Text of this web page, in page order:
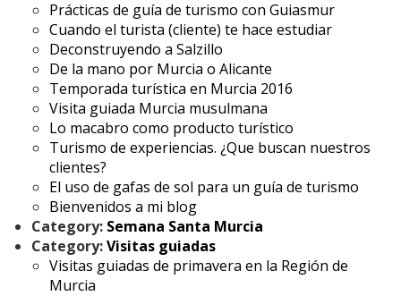
Prácticas de guía de turismo con Guiasmur
Cuando el turista (cliente) te hace estudiar
Deconstruyendo a Salzillo
De la mano por Murcia o Alicante
Temporada turística en Murcia 2016
Visita guiada Murcia musulmana
Lo macabro como producto turístico
Turismo de experiencias. ¿Que buscan nuestros
clientes?
El uso de gafas de sol para un guía de turismo
Bienvenidos a mi blog
Category: Semana Santa Murcia
Category:Visitas guiadas
Visitas guiadas de primavera en la Región de
Murcia